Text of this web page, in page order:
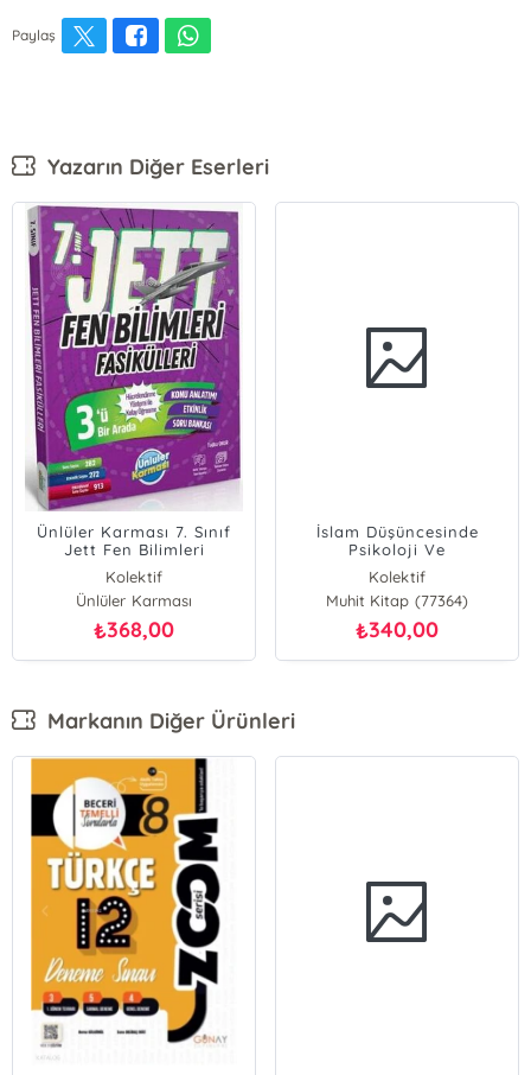
Paylaş
Yazarın Diğer Eserleri
Ünlüler Karması 7. Sınıf
Jett Fen Bilimleri
Fasikülleri
Kolektif
Ünlüler Karması
₺368,00
İslam Düşüncesinde
Psikoloji Ve
Psikoterapi;Sağlam
Temeller Ve Yeni Ufuklar
Kolektif
Muhit Kitap (77364)
₺340,00
Markanın Diğer Ürünleri